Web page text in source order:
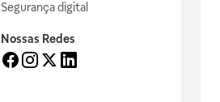
Segurança digital
Nossas Redes